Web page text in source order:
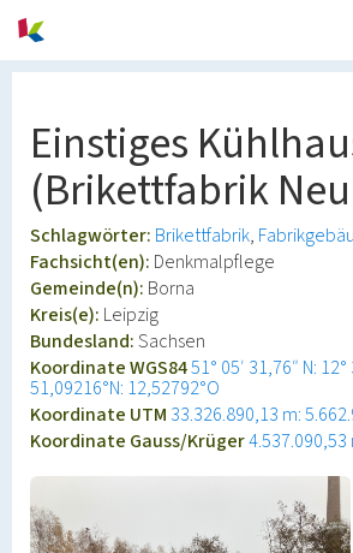
Einstiges
(Brikettfabrik
Schlagwörter: Brikettfabrik
Fachsicht(en): Denkmalpflege
Gemeinde(n): Borna
Kreis(e): Leipzig
Bundesland:Sachsen
Koordinate WGS8451° 05′ 31,76″ N: 12°
51,09216°N: 12,52792°O
Koordinate UTM 33.326.890,13 m:
Koordinate Gauss/Krüger4.537.090,53